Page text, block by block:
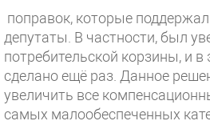
поправок, которые
депутаты. В частности, был
потребительской корзины, и в
сделано ещё раз. Данное
увеличить все
самых малообеспеченных